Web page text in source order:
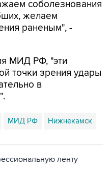
раненым", -
МИД РФ, "эти
в
новостей сайта